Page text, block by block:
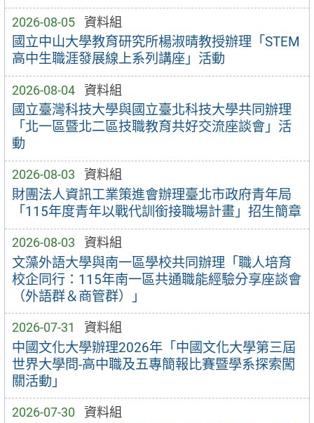
2026-08-05 資料組
國立中山大學教育研究所楊淑晴教授辦理「STEM
高中生職涯發展線上系列講座」活動
2026-08-04 資料組
國立臺灣科技大學與國立臺北科技大學共同辦理
「北一區暨北二區技職教育共好交流座談會」活
動
2026-08-03 資料組
財團法人資訊工業策進會辦理臺北市政府青年局
「115年度青年以戰代訓銜接職場計畫」招生簡章
2026-08-03 資料組
文藻外語大學與南一區學校共同辦理「職人培育
校企同行：115年南一區共通職能經驗分享座談會
（外語群＆商管群）」
2026-07-31 資料組
中國文化大學辦理2026年「中國文化大學第三屆
世界大學問-高中職及五專簡報比賽暨學系探索闖
關活動」
2026-07-30 資料組